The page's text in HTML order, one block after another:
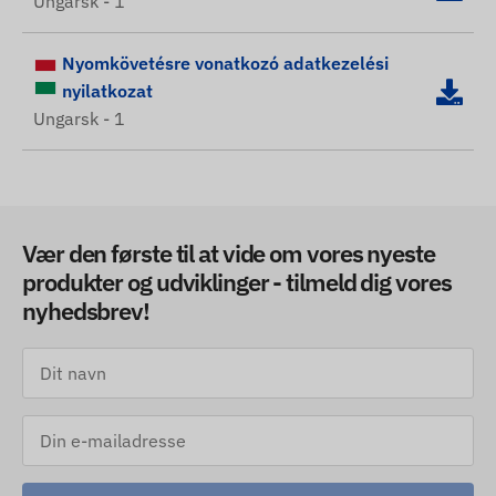
Nyomkövetésre vonatkozó adatkezelési
nyilatkozat
Ungarsk - 1
Vær den første til at vide om vores nyeste
produkter og udviklinger - tilmeld dig vores
nyhedsbrev!